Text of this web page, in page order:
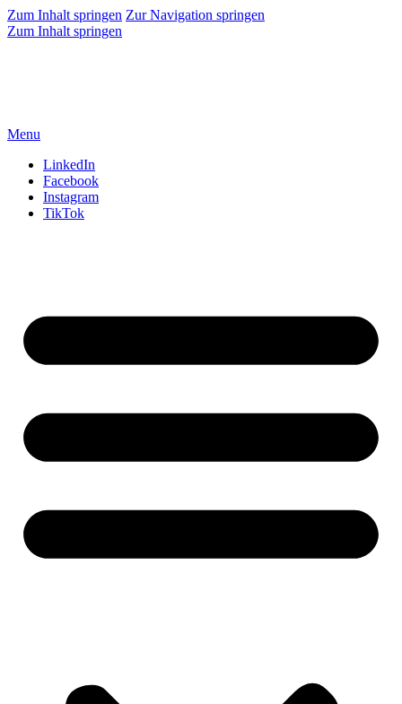
Zum Inhalt springen Zur Navigation springen
Zum Inhalt springen
Menu
LinkedIn
Facebook
Instagram
TikTok